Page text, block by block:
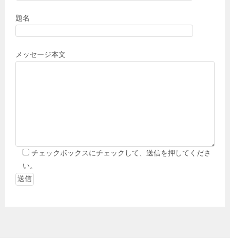
題名
メッセージ本文
チェックボックスにチェックして、送信を押してくださ
い。